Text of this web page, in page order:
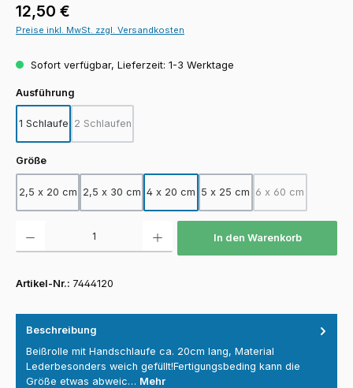
Regulärer Preis:
12,50 €
Preise inkl. MwSt. zzgl. Versandkosten
Sofort verfügbar, Lieferzeit: 1-3 Werktage
Ausführung
1 Schlaufe 2 Schlaufen
(Diese Option ist zurzeit nicht verfügbar.)
Größeauswählen
2,5 x 20 cm 2,5 x 30 cm 4 x 20 cm 5 x 25 cm 6 x 60 cm
(Diese Option
In den Warenkorb
Artikel-Nr.: 7444120
Beschreibung
Beißrolle mit Handschlaufe ca. 20cm lang, Material
Lederbesonders weich gefüllt!Fertigungsbeding kann die
Größe etwas abweic… Mehr